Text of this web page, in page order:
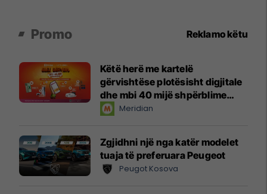
Promo Reklamo këtu
Këtë herë me kartelë
gërvishtëse plotësisht digjitale
dhe mbi 40 mijë shpërblime
instant!Meridian
Zgjidhni një nga katër modelet
tuaja të preferuara Peugeot
Peugot Kosova